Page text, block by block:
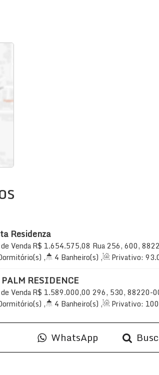
Residenza
R$ 1.654.575,08
Venda Rua 256, 600,
Itapema, Santa Catarina, Brasil
, 4 Banheiro(s) , Privativo: 93
m² , 2Sala(s) , 3Suíte(s) , Total: 92.97
, Útil: 93.00~ 98
RESIDENCE
R$ 1.589.000,00
Venda 296, 530, 88220-
Itapema, Santa Catarina, Brasil
, 4 Banheiro(s) , Privativo: 100
Distância do Mar, Útil:100.00m²
WhatsApp